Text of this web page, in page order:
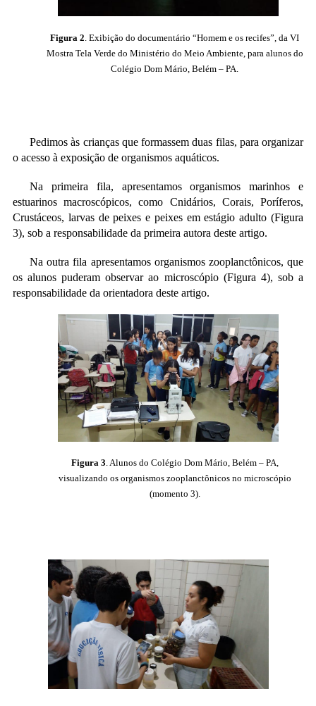
Figura 2. Exibição do documentário “Homem e os recifes”, da VI
Mostra Tela Verde do Ministério do Meio Ambiente, para alunos do
Colégio Dom Mário, Belém – PA.
Pedimos às crianças que formassem duas filas, para organizar
o acesso à exposição de organismos aquáticos.
Na primeira fila, apresentamos organismos marinhos e
estuarinos macroscópicos, como Cnidários, Corais, Poríferos,
Crustáceos, larvas de peixes e peixes em estágio adulto (Figura
3), sob a responsabilidade da primeira autora deste artigo.
Na outra fila apresentamos organismos zooplanctônicos, que
os alunos puderam observar ao microscópio (Figura 4), sob a
responsabilidade da orientadora deste artigo.
Figura 3 . Alunos do Colégio Dom Mário, Belém – PA,
visualizando os organismos zooplanctônicos no microscópio
(momento 3).